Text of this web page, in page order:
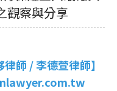
觀察與分享
師 / 李德萱律師】